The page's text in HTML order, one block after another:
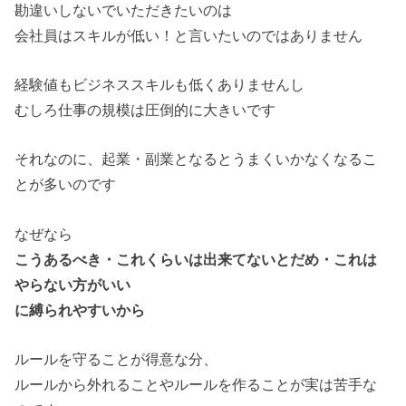
勘違いしないでいただきたいのは
会社員はスキルが低い！と言いたいのではありません
経験値もビジネススキルも低くありませんし
むしろ仕事の規模は圧倒的に大きいです
それなのに、起業・副業となるとうまくいかなくなるこ
とが多いのです
なぜなら
こうあるべき・これくらいは出来てないとだめ・これは
やらない方がいい
に縛られやすいから
ルールを守ることが得意な分、
ルールから外れることやルールを作ることが実は苦手な